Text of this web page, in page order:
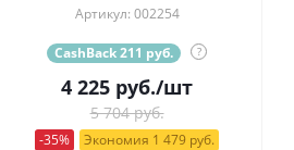
Артикул: 002254
CashBack 211 руб. ?
4 225 руб./шт
5 704 руб.
-35% Экономия 1 479 руб.